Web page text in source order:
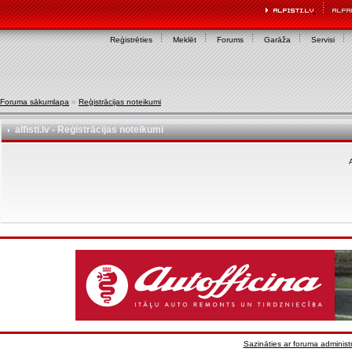
Reģistrēties Meklēt Forums Garāža Servisi
Foruma sākumlapa » Reģistrācijas noteikumi
alfisti.lv - Reģistrācijas noteikumi
Sazināties ar foruma